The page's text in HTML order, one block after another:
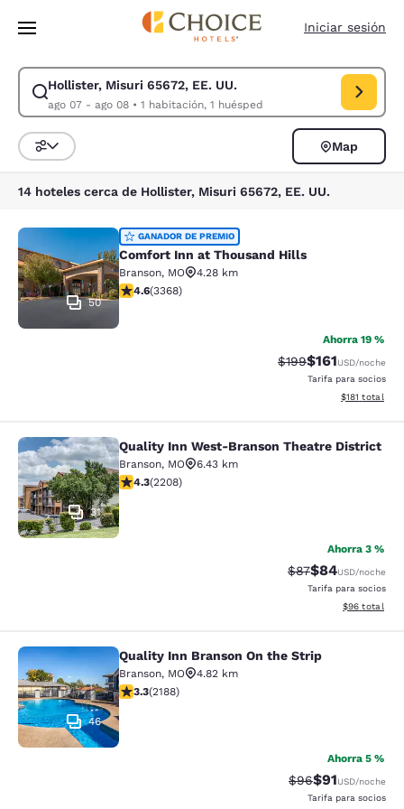
Pasar A Contenido Principal
Iniciar sesión
Hollister, Misuri 65672, EE. UU.
ago 07 - ago 08• 1 habitación, 1 huésped
Modificar la búsqueda de Hollister, Misuri 65672, EE. UU.. Fecha de
Ordenar y filtrar
Map
14 hoteles cerca de Hollister, Misuri 65672, EE. UU.
Comfort Inn at Thousand Hills
50
GANADOR DE PREMIO
Comfort Inn at Thousand Hills
Branson, MO
4.28 km
calificación de 4.58 estrellas. Excelente. 3368 reseñas
4.6(3368)
Ahorra 19 %
Precio tachado:
$199Precio con
$161USD/noche
Tarifa para socios
Ver detalles
$181 total
Quality Inn West-Branson Theatre
31
Quality Inn West-Branson Theatre District
Branson, MO
6.43 km
calificación de 4.28 estrellas. Excelente. 2208 reseñas
4.3(2208)
Ahorra 3 %
Precio tachado:
$87Precio con
$84USD/noche
Tarifa para socios
Ver detalles
$96 total
Quality Inn Branson On the Strip
46
Quality Inn Branson On the Strip
Branson, MO
4.82 km
calificación de 3.27 estrellas. Bueno. 2188 reseñas
3.3(2188)
Ahorra 5 %
Precio tachado:
$96Precio con
$91USD/noche
Tarifa para socios